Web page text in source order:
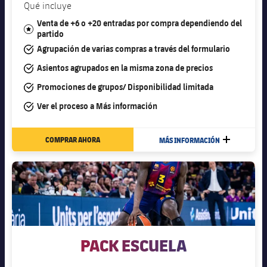
Servicios Médicos
Accesibilidad
Acreditaciones
Instalaciones
SUB8 B
Fotos
Historia
Palmarés
Fotos
Infantil A
Infantil B
Entradas
Resultados
Clasificaciones
Jugadors
Fotos
Palmarés
Calendario
Resultados
Jugadores
plusicon
más
Actualidad
Cadete
Alevín
Campus Verano
PLUSICON
MÁS
Primer equipo
Calendario
Entradas
Resultados
Clasificaciones
Barça Atlètic
plusicon
más
Calendario
Resultados
Jugadores
Base
plusicon
más
Actualidad
Barça C
Campus Verano
Información general
Qué incluye
#star
Venta de +6 o +20 entradas por compra dependiendo del
partido
#tick
Agrupación de varias compras a través del formulario
#tick
Asientos agrupados en la misma zona de precios
#tick
Promociones de grupos/ Disponibilidad limitada
#tick
Ver el proceso a Más información
COMPRAR AHORA MÁS INFORMACIÓN MÁS
PACK ESCUELA